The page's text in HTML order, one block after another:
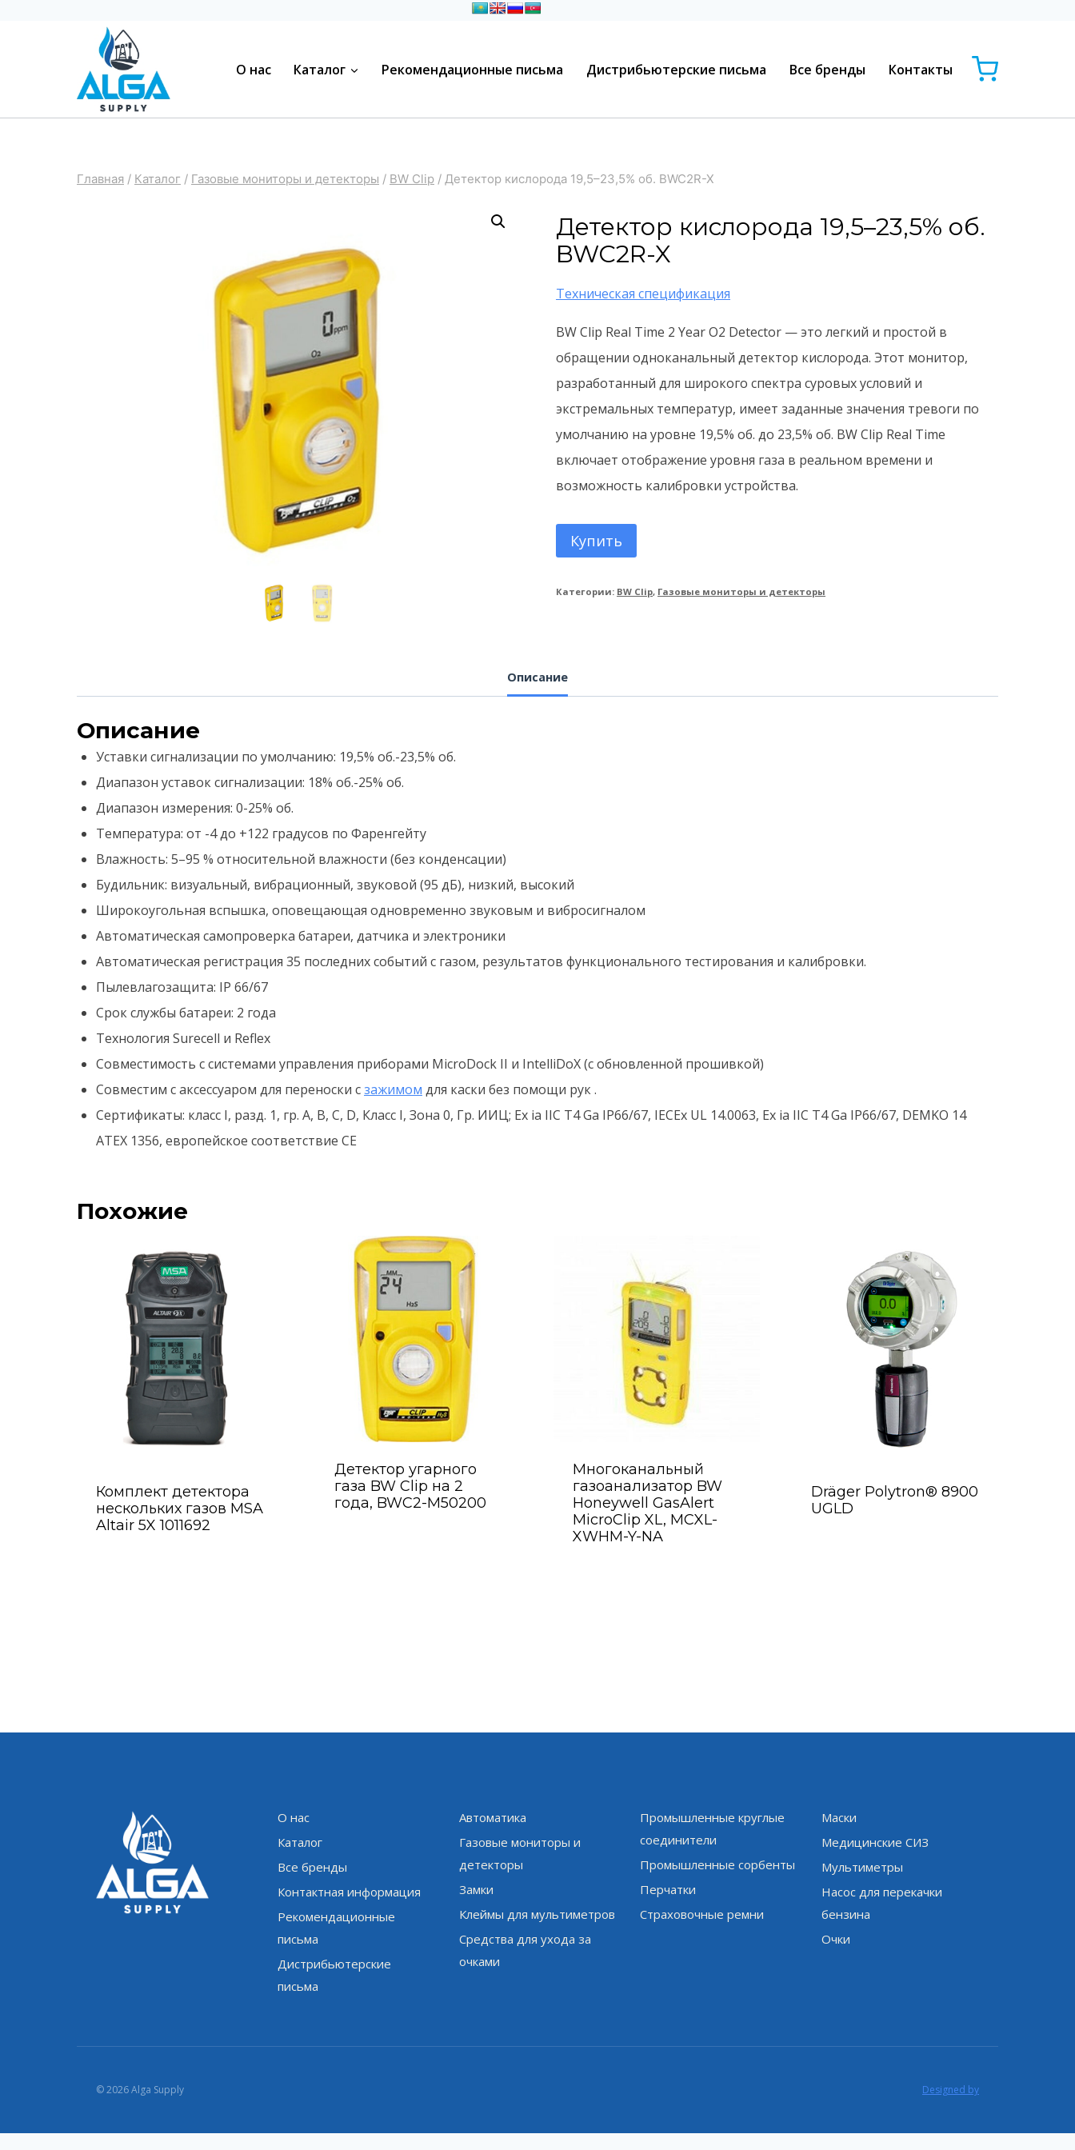
О нас Каталог Рекомендационные письма Дистрибьютерские письма Все бренды Контакты
Главная / Каталог / Газовые мониторы и детекторы / BW Clip / Детектор кислорода 19,5–23,5% об. BWC2R-X
Детектор кислорода 19,5–23,5% об.
BWC2R-X
Техническая спецификация
BW Clip Real Time 2 Year O2 Detector — это легкий и простой в
обращении одноканальный детектор кислорода. Этот монитор,
разработанный для широкого спектра суровых условий и
экстремальных температур, имеет заданные значения тревоги по
умолчанию на уровне 19,5% об. до 23,5% об. BW Clip Real Time
включает отображение уровня газа в реальном времени и
возможность калибровки устройства.
Купить
Категории: BW Clip, Газовые мониторы и детекторы
Описание
Описание
Уставки сигнализации по умолчанию: 19,5% об.-23,5% об.
Диапазон уставок сигнализации: 18% об.-25% об.
Диапазон измерения: 0-25% об.
Температура: от -4 до +122 градусов по Фаренгейту
Влажность: 5–95 % относительной влажности (без конденсации)
Будильник: визуальный, вибрационный, звуковой (95 дБ), низкий, высокий
Широкоугольная вспышка, оповещающая одновременно звуковым и вибросигналом
Автоматическая самопроверка батареи, датчика и электроники
Автоматическая регистрация 35 последних событий с газом, результатов функционального тестирования и калибровки.
Пылевлагозащита: IP 66/67
Срок службы батареи: 2 года
Технология Surecell и Reflex
Совместимость с системами управления приборами MicroDock II и IntelliDoX (с обновленной прошивкой)
Совместим с аксессуаром для переноски сзажимом для каски без помощи рук .
Сертификаты: класс I, разд. 1, гр. A, B, C, D, Класс I, Зона 0, Гр. ИИЦ; Ex ia IIC T4 Ga IP66/67, IECEx UL 14.0063, Ex ia IIC T4 Ga IP66/67, DEMKO 14
ATEX 1356, европейское соответствие CE
Похожие
Комплект детектора
нескольких газов MSA
Altair 5X 1011692
Детектор угарного
газа BW Clip на 2
года, BWC2-M50200
Многоканальный
газоанализатор BW
Honeywell GasAlert
MicroClip XL, MCXL-
XWHM-Y-NA
Dräger Polytron® 8900
UGLD
О нас
Каталог
Все бренды
Контактная информация
Рекомендационные
письма
Дистрибьютерские
письма
Автоматика
Газовые мониторы и
детекторы
Замки
Клеймы для мультиметров
Средства для ухода за
очками
Промышленные круглые
соединители
Промышленные сорбенты
Перчатки
Страховочные ремни
Маски
Медицинские СИЗ
Мультиметры
Насос для перекачки
бензина
Очки
© 2026 Alga Supply Designed by